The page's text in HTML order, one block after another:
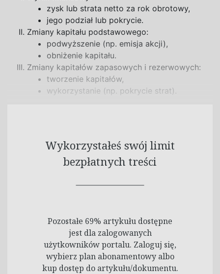
zysk lub strata netto za rok obrotowy,
jego podział lub pokrycie.
Zmiany kapitału podstawowego:
podwyższenie (np. emisja akcji),
obniżenie kapitału.
Zmiany kapitałów zapasowych i rezerwowych:
tworzenie kapitałów,
wykorzystanie (np. pokrycie strat).
Wykorzystałeś swój limit
bezpłatnych treści
Pozostałe 69% artykułu dostępne
jest dla zalogowanych
użytkowników portalu. Zaloguj się,
wybierz plan abonamentowy albo
kup dostęp do artykułu/dokumentu.